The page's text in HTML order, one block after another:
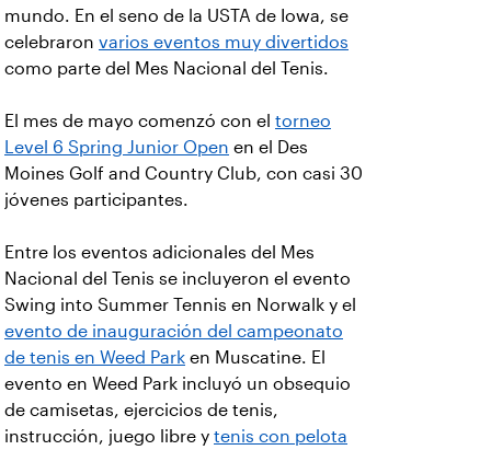
mundo. En el seno de la USTA de Iowa, se
celebraron varios eventos muy divertidos
como parte del Mes Nacional del Tenis.
El mes de mayo comenzó con el torneo
Level 6 Spring Junior Open en el Des
Moines Golf and Country Club, con casi 30
jóvenes participantes.
Entre los eventos adicionales del Mes
Nacional del Tenis se incluyeron el evento
Swing into Summer Tennis en Norwalk y el
evento de inauguración del campeonato
de tenis en Weed Park en Muscatine. El
evento en Weed Park incluyó un obsequio
de camisetas, ejercicios de tenis,
instrucción, juego libre y tenis con pelota